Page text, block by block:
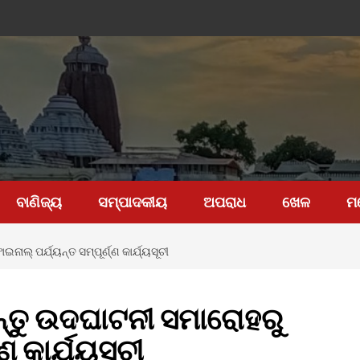
ବାଣିଜ୍ୟ ସମ୍ପାଦକୀୟ ଅପରାଧ ଖେଳ
ପର୍ଯ୍ୟନ୍ତ ସମ୍ପୂର୍ଣ୍ଣ କାର୍ଯ୍ୟସୂଚୀ
ଉଦଘାଟନୀ ସମାରୋହରୁ
କାର୍ଯ୍ୟସୂଚୀ